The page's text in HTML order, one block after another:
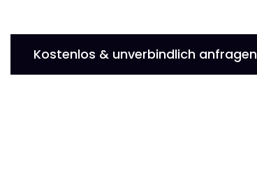
Kostenlos & unverbindlich anfragen